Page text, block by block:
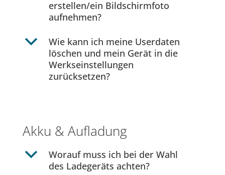
erstellen/ein Bildschirmfoto
aufnehmen?
b
Wie kann ich meine Userdaten
löschen und mein Gerät in die
Werkseinstellungen
zurücksetzen?
Akku & Aufladung
b
Worauf muss ich bei der Wahl
des Ladegeräts achten?